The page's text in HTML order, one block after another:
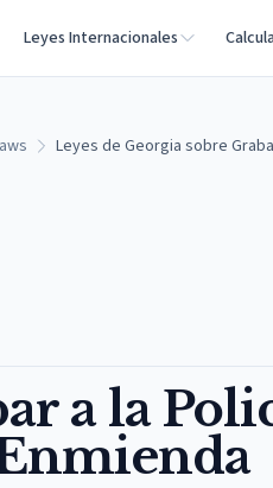
Leyes Internacionales
Leyes de Georgia sobre
a la